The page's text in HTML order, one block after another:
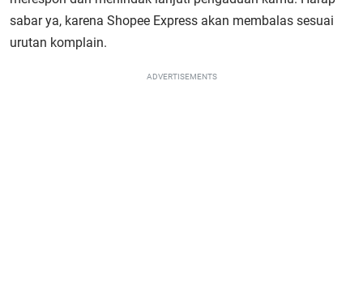
sabar ya, karena Shopee Express akan membalas sesuai
urutan komplain.
ADVERTISEMENTS